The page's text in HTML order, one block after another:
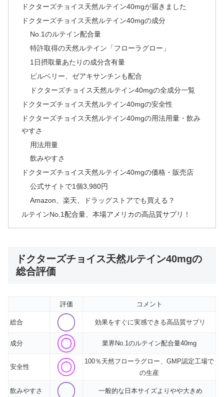
ドクターズチョイス天然ルテイン40mgが届きました
ドクターズチョイス天然ルテイン40mgの成分
No.1のルテイン配合量
特許取得の天然ルテイン「フローラグロー」
1日摂取量あたりの成分含有量
ビルベリー、ゼアキサンチンも配合
ドクターズチョイス天然ルテイン40mgの全成分一覧
ドクターズチョイス天然ルテイン40mgの安全性
ドクターズチョイス天然ルテイン40mgの用法用量・飲み
やすさ
用法用量
飲みやすさ
ドクターズチョイス天然ルテイン40mgの価格・販売店
公式サイトで1個3,980円
Amazon、楽天、ドラッグストアでも買える？
ルテインNo.1配合量、本場アメリカの高品質サプリ！
ドクターズチョイス天然ルテイン40mgの
総合評価
評価 コメント
総合 効果をすぐに実感できる高品質サプリ
成分 業界No.1のルテイン配合量40mg
安全性
100％天然フローラグロー、GMP認定工場で
の生産
飲みやすさ 一般的な日本サイズよりやや大きめ